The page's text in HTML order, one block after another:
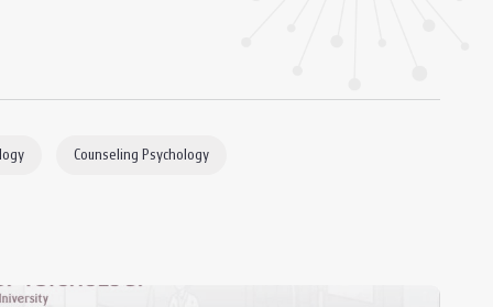
Counseling Psychology